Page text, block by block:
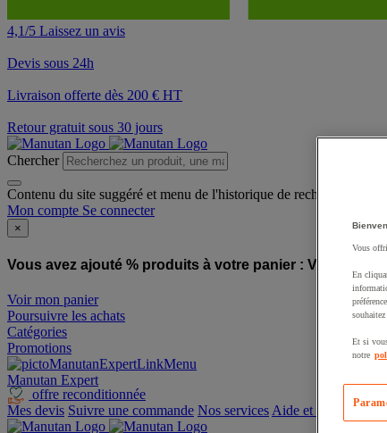
4,1/5 Laissez un avis
Devis sous 24h
Livraison offerte dès 200 € HT
Retour gratuit sous 30 jours
Chercher
Contenu du site suggéré et menu de l'historique de recherche
Mon compte Se connecter
×
Vous avez ajouté % produits à votre panier : Vous avez
Voir mon panier
Poursuivre les achats
Catégories
Promotions
Manutan Expert
offre reconditionnée
Mes devis Suivre une commande Nos services Aide et contact
Vous
En
Et si
notre